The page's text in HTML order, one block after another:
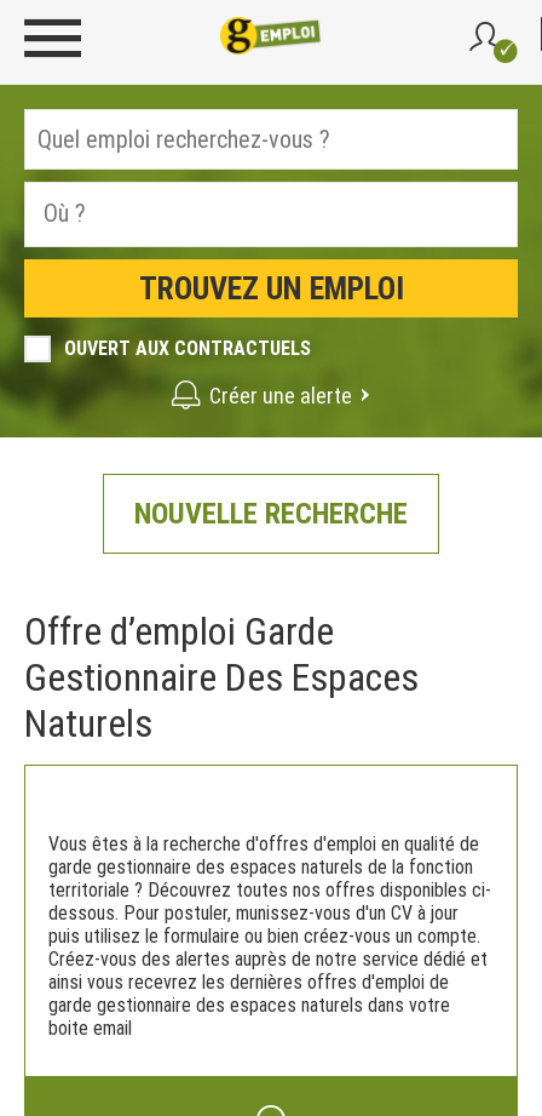
OUVERT AUX CONTRACTUELS
Créer une alerte
NOUVELLE RECHERCHE
Offre d’emploi Garde
Gestionnaire Des Espaces
Naturels
Vous êtes à la recherche d'offres d'emploi en qualité de
garde gestionnaire des espaces naturels de la fonction
territoriale ? Découvrez toutes nos offres disponibles ci-
dessous. Pour postuler, munissez-vous d'un CV à jour
puis utilisez le formulaire ou bien créez-vous un compte.
Créez-vous des alertes auprès de notre service dédié et
ainsi vous recevrez les dernières offres d'emploi de
garde gestionnaire des espaces naturels dans votre
boite email